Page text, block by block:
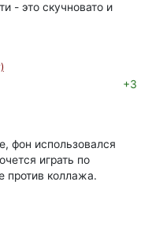
- это скучновато и
+3
фон использовался
играть по
против коллажа.